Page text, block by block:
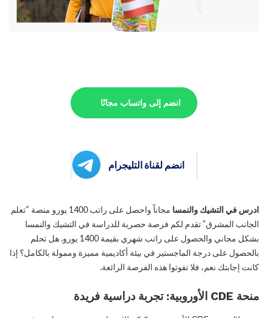
انضم إلى واتساب مجانًا
انضم لقناة التليجرام
ادرس في التشيك والنمسا
مجاناً واحصل على راتب 1400 يورو منصة “تعلم
الجانب المشرق” تقدم لكم فرصة حصرية للدراسة في التشيك والنمسا
بشكل مجاني والحصول على راتب شهري بقيمة 1400 يورو. هل تحلم
بالحصول على درجة الماجستير في بيئة أكاديمية مميزة وممولة بالكامل؟ إذا
كانت إجابتك نعم، فلا تفوتوا هذه الفرصة الرائعة.
منحة CDE الأوروبية: تجربة دراسية فريدة